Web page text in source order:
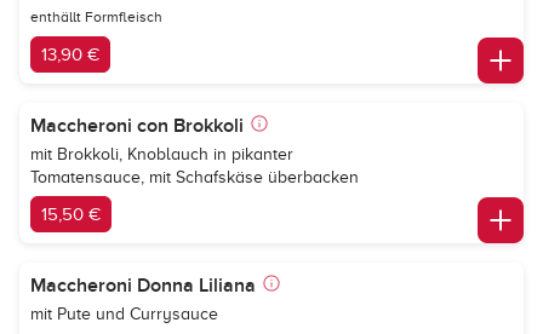
enthällt Formfleisch
13,90 €
Maccheroni con Brokkoli
mit Brokkoli, Knoblauch in pikanter
Tomatensauce, mit Schafskäse überbacken
15,50 €
Maccheroni Donna Liliana
mit Pute und Currysauce